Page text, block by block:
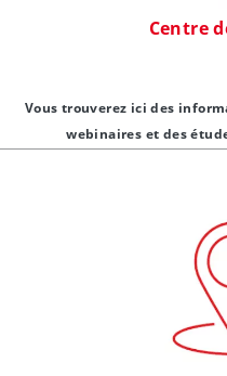
Centre
Vous trouverez ici des
webinaires et des